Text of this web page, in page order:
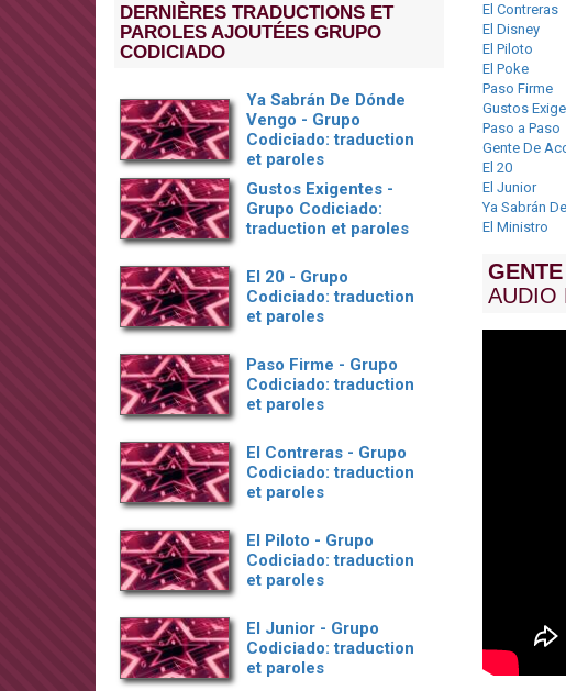
El Contreras
El Disney
El Piloto
El Poke
Paso Firme
Gustos
Paso a Paso
Gente De
El 20
El Junior
Ya Sabrán
El Ministro
AUDIO
DERNIÈRES TRADUCTIONS ET
PAROLES AJOUTÉES GRUPO
CODICIADO
Ya Sabrán De Dónde
Vengo - Grupo
Codiciado: traduction
et paroles
Gustos Exigentes -
Grupo Codiciado:
traduction et paroles
El 20 - Grupo
Codiciado: traduction
et paroles
Paso Firme - Grupo
Codiciado: traduction
et paroles
El Contreras - Grupo
Codiciado: traduction
et paroles
El Piloto - Grupo
Codiciado: traduction
et paroles
El Junior - Grupo
Codiciado: traduction
et paroles